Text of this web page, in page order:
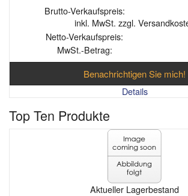
Brutto-Verkaufspreis:
inkl. MwSt. zzgl.
Netto-Verkaufspreis:
MwSt.-Betrag:
Benachrichtigen Sie mich!
Details
Top Ten Produkte
Aktueller Lagerbestand